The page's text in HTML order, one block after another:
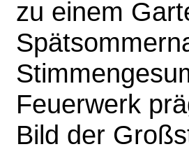
zu einem
Feuerwerk
Bild der